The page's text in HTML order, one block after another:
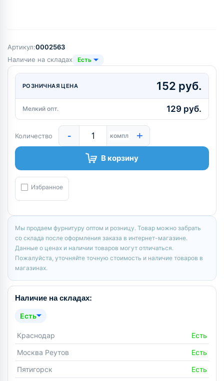
Артикул:0002563
Наличие на складах
Есть
РОЗНИЧНАЯ ЦЕНА 152 руб.
Мелкий опт. 129 руб.
Количество - компл +
В корзину
Избранное
Мы продаем фурнитуру оптом и розницу. Товар можно забрать
со склада после оформления заказа в интернет-магазине.
Данные о ценах и наличии товаров могут отличаться.
Пожалуйста, уточняйте точную стоимость и наличие товаров в
магазинах.
Наличие на складах:
Есть
Краснодар
Есть
Москва Реутов
Есть
Пятигорск
Есть